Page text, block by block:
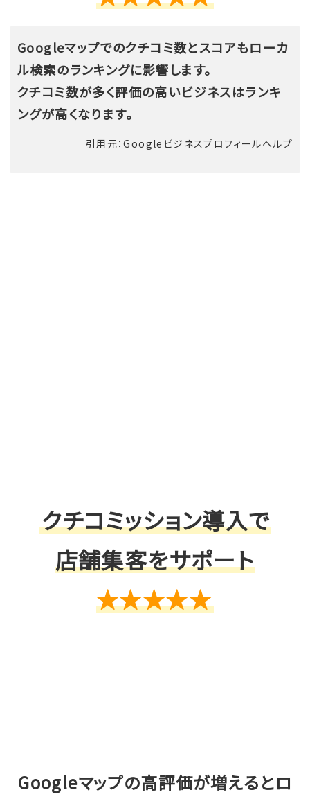
Googleマップでのクチコミ数とスコアもローカ
ル検索のランキングに影響します。
クチコミ数が多く評価の高いビジネスはランキ
ングが高くなります。
引用元：Googleビジネスプロフィールヘルプ
したがって、評価の高いクチコミが多いほどローカル
のです。
クチコミッション導入で
店舗集客をサポート
★★★★★
Googleマップの高評価が増えるとロ